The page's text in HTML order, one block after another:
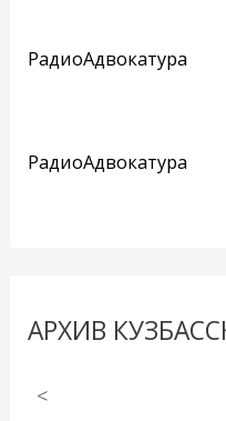
РадиоАдвокатура
РадиоАдвокатура
АРХИВ
<